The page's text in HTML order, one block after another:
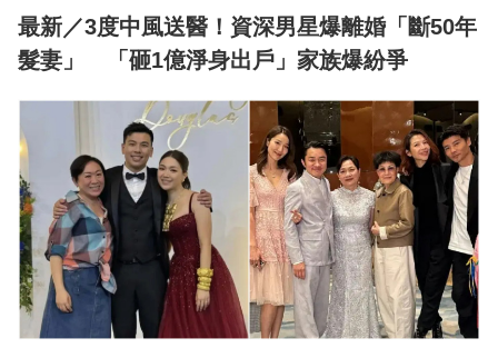
最新／3度中風送醫！資深男星爆離婚「斷50年
髮妻」 「砸1億淨身出戶」家族爆紛爭